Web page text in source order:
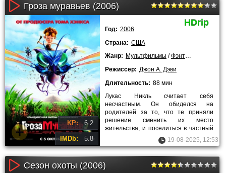
Гроза муравьев (2006)
KP: 6.2
IMDb: 5.8
HDrip
Год: 2006
Страна: США
Жанр: Мультфильмы /Фэнтези
Режиссер: Джон А. Дэви
Длительность: 88 мин
Лукас Никль считает себя
несчастным. Он обиделся на
родителей за то, что те приняли
решение сменить их место
жительства, и поселиться в частный
дом. У Лукаса есть старшая сестра.
Поскольку
19-08-2025, 12:53
Сезон охоты (2006)